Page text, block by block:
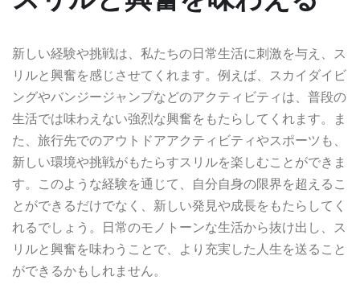
新しい経験や挑戦は、私たちの日常生活に刺激を与え、ス
リルと興奮を感じさせてくれます。例えば、スカイダイビ
ングやバンジージャンプなどのアクティビティは、普段の
生活では味わえない強烈な興奮をもたらしてくれます。ま
た、旅行先でのアウトドアアクティビティやスポーツも、
新しい環境や挑戦がもたらすスリルを楽しむことができま
す。このような経験を通じて、自分自身の限界を超えるこ
とができるだけでなく、新しい発見や成長をもたらしてく
れるでしょう。日常のモノトーンな生活から抜け出し、ス
リルと興奮を味わうことで、より充実した人生を送ること
ができるかもしれません。